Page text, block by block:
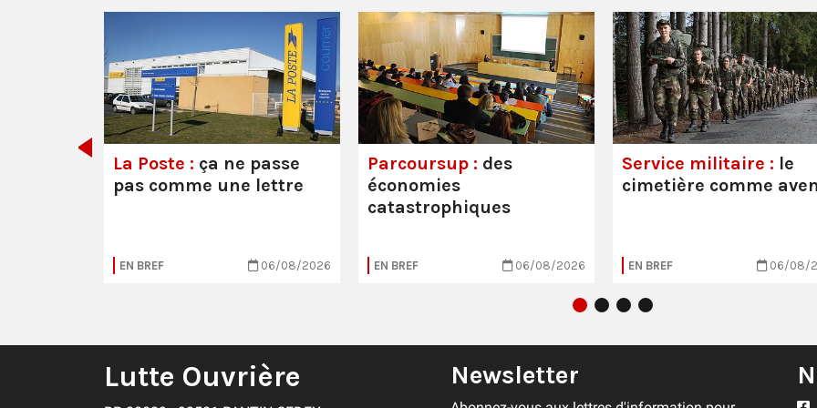
La Poste : ça ne passe
pas comme une lettre
EN BREF 06/08/2026
Parcoursup : des
économies
catastrophiques
EN BREF 06/08/2026
Service militaire : le
cimetière comme
EN BREF 06/08/
Lutte Ouvrière Newsletter